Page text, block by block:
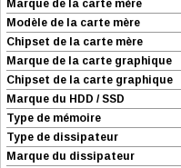
Marque de la carte mère
Modèle de la carte mère
Chipset de la carte mère
Marque de la carte graphique
Chipset de la carte graphique
Marque du HDD / SSD
Type de mémoire
Type de dissipateur
Marque du dissipateur